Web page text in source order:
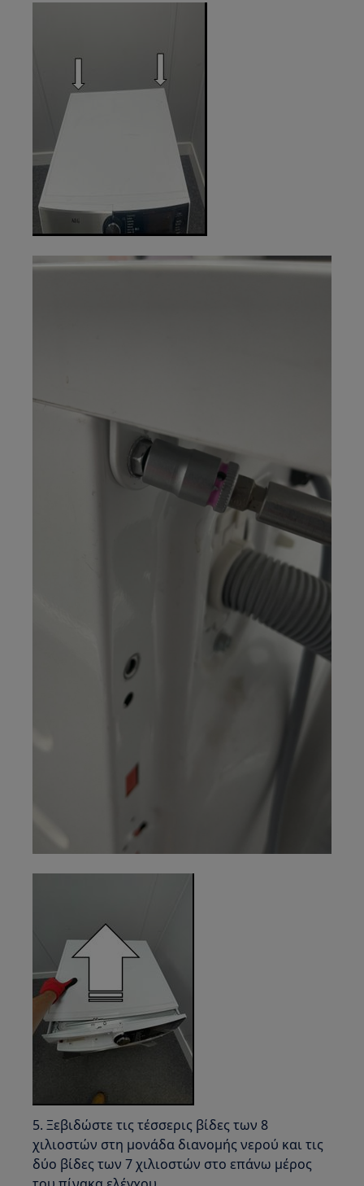
5. Ξεβιδώστε τις τέσσερις βίδες των 8
χιλιοστών στη μονάδα διανομής νερού και τις
δύο βίδες των 7 χιλιοστών στο επάνω μέρος